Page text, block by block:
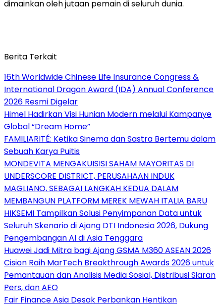
dimainkan oleh jutaan pemain di seluruh dunia.
Berita Terkait
16th Worldwide Chinese Life Insurance Congress &
International Dragon Award (IDA) Annual Conference
2026 Resmi Digelar
Himel Hadirkan Visi Hunian Modern melalui Kampanye
Global “Dream Home”
FAMILIARITÉ: Ketika Sinema dan Sastra Bertemu dalam
Sebuah Karya Puitis
MONDEVITA MENGAKUISISI SAHAM MAYORITAS DI
UNDERSCORE DISTRICT, PERUSAHAAN INDUK
MAGLIANO, SEBAGAI LANGKAH KEDUA DALAM
MEMBANGUN PLATFORM MEREK MEWAH ITALIA BARU
HIKSEMI Tampilkan Solusi Penyimpanan Data untuk
Seluruh Skenario di Ajang DTI Indonesia 2026, Dukung
Pengembangan AI di Asia Tenggara
Huawei Jadi Mitra bagi Ajang GSMA M360 ASEAN 2026
Cision Raih MarTech Breakthrough Awards 2026 untuk
Pemantauan dan Analisis Media Sosial, Distribusi Siaran
Pers, dan AEO
Fair Finance Asia Desak Perbankan Hentikan